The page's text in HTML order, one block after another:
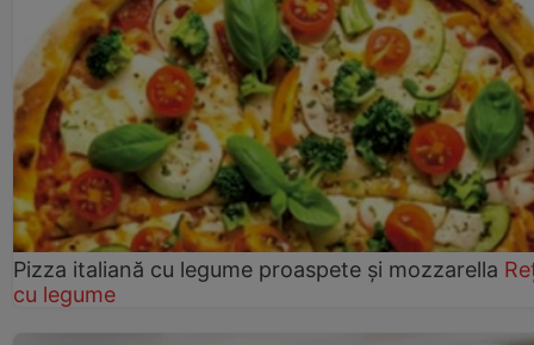
Pizza italiană cu legume proaspete și mozzarella
cu legume